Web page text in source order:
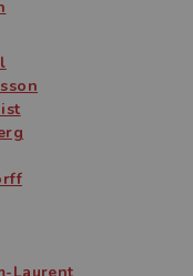
legitimation
EU-länder.
fas av ST inom
specialiteter eller
i allmänhet.
Laurent